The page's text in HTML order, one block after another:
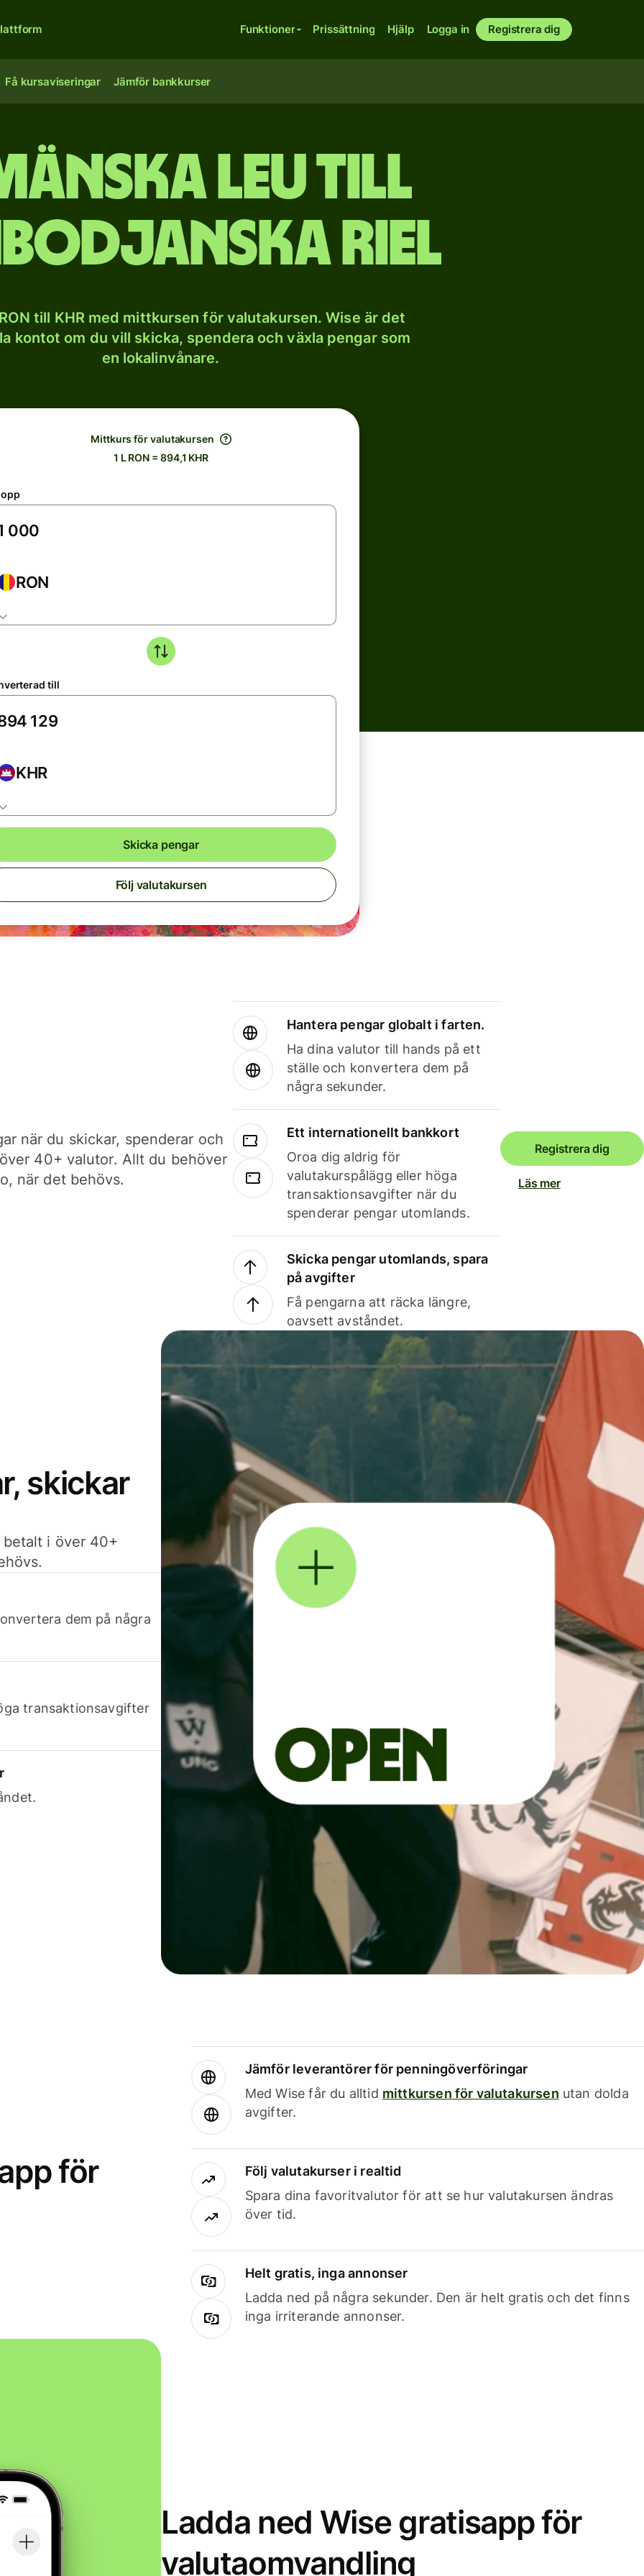
Funktioner Prissättning Hjälp Logga in Registrera dig
Få kursaviseringar Jämför bankkurser
leu till
riel
till KHR med mittkursen för valutakursen. Wise är det
kontot om du vill skicka, spendera och växla pengar som
en lokalinvånare.
Mittkurs för valutakursen
1 L RON = 894,1 KHR
RON
till
KHR
Skicka pengar
Följ valutakursen
när du skickar, spenderar och
40+ valutor. Allt du behöver
när det behövs.
Hantera pengar globalt i farten.
Ha dina valutor till hands på ett
ställe och konvertera dem på
några sekunder.
Ett internationellt bankkort
Oroa dig aldrig för
valutakurspålägg eller höga
transaktionsavgifter när du
spenderar pengar utomlands.
Skicka pengar utomlands, spara
på avgifter
Få pengarna att räcka längre,
oavsett avståndet.
Registrera dig
Läs mer
skickar
betalt i över 40+
dem på några
transaktionsavgifter
för
Jämför leverantörer för penningöverföringar
Med Wise får du alltid mittkursen för valutakursen utan dolda
avgifter.
Följ valutakurser i realtid
Spara dina favoritvalutor för att se hur valutakursen ändras
över tid.
Helt gratis, inga annonser
Ladda ned på några sekunder. Den är helt gratis och det finns
inga irriterande annonser.
Ladda ned Wise gratisapp för
valutaomvandling